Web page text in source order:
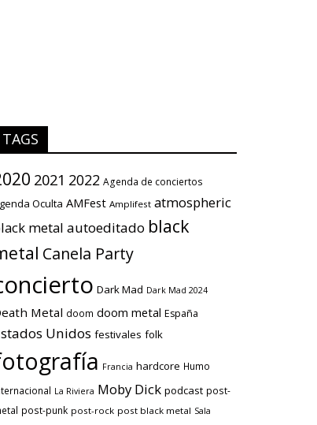
TAGS
2021 2022 Agenda de conciertos
Oculta AMFest Amplifest atmospheric
metal autoeditado black
Canela Party
Dark Mad Dark Mad 2024
Metal doom doom metal España
Unidos festivales folk
Francia hardcore Humo
La Riviera Moby Dick podcast post-
post-punk post-rock post black metal Sala